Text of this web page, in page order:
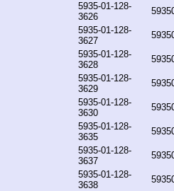
5935-01-128-
3626
5935-01-128-
3627
5935-01-128-
3628
5935-01-128-
3629
5935-01-128-
3630
5935-01-128-
3635
5935-01-128-
3637
5935-01-128-
3638